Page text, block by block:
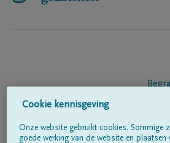
Cookie kennisgeving
Onze website gebruikt cookies. Sommige
goede werking van de website en plaatsen